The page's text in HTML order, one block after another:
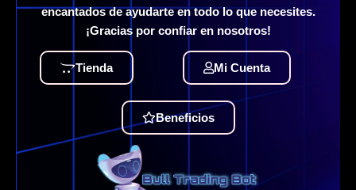
encantados de ayudarte en todo lo que necesites.
¡Gracias por confiar en nosotros!
Tienda Mi Cuenta
Beneficios